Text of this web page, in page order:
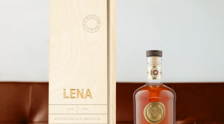
4,8 (basierend auf +15.000 Bewertungen)
Unsere Geschenke begeistern. Kunden bewerten uns mit
+49 39292 929695
Montag - Freitag : 8:30 - 17:00 Uhr
Samstag - Sonntag : 8:30 - 13:00 Uhr